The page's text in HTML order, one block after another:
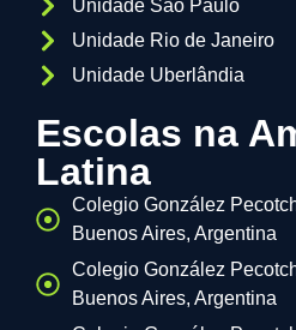
Unidade São Paulo
Unidade Rio de Janeiro
Unidade Uberlândia
Escolas na
Latina
Colegio González
Buenos Aires, Argentina
Colegio González
Buenos Aires, Argentina